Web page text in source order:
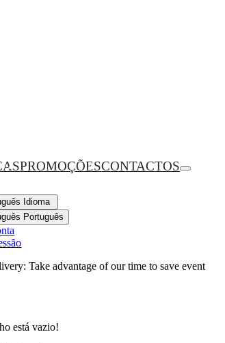
PROMOÇÕESCONTACTOS
Idioma
Português
Take advantage of our time to save event
está vazio!